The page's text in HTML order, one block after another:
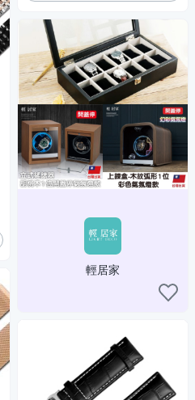
輕居家